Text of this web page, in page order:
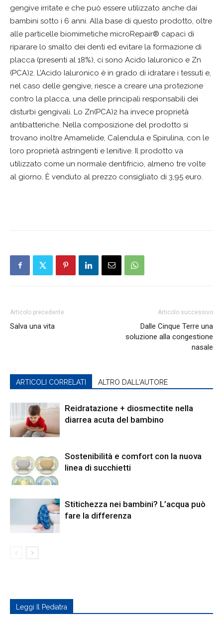
gengive irritate e che può essere utilizzato anche dai
bambini sotto i 6 anni. Alla base di questo prodotto, oltre
alle particelle biomimetiche microRepair® capaci di
riparare lo smalto dei denti ed evitare la formazione di
placca (presenti al 18%), ci sono Acido Ialuronico e Zn
(PCA)2. L’Acido Ialuronico è in grado di idratare i tessuti e,
nel caso delle gengive, riesce a creare una protezione
contro la placca, una delle principali responsabili dei
disturbi gengivali. Lo Zn(PCA)2 ha invece proprietà
antibatteriche. Nella composizione del prodotto si
trovano inoltre Amamelide, Calendula e Spirulina, con le
loro proprietà astringenti e lenitive. Il prodotto va
utilizzato come un normale dentifricio, almeno tre volte
al giorno. È venduto al prezzo consigliato di 3,95 euro.
Articolo precedente
Salva una vita
Articolo successivo
Dalle Cinque Terre una
soluzione alla congestione
nasale
ARTICOLI CORRELATI ALTRO DALL'AUTORE
Reidratazione + diosmectite nella
diarrea acuta del bambino
Sostenibilità e comfort con la nuova
linea di succhietti
Stitichezza nei bambini? L’acqua può
fare la differenza
Leggi Il Pediatra